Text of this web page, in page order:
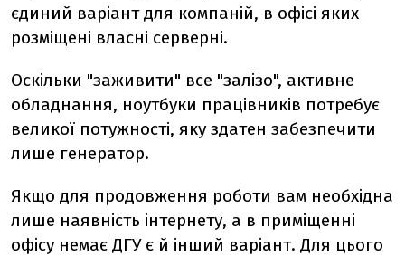
єдиний варіант для компаній, в офісі яких
розміщені власні серверні.
Оскільки "заживити" все "залізо", активне
обладнання, ноутбуки працівників потребує
великої потужності, яку здатен забезпечити
лише генератор.
Якщо для продовження роботи вам необхідна
лише наявність інтернету, а в приміщенні
офісу немає ДГУ є й інший варіант. Для цього